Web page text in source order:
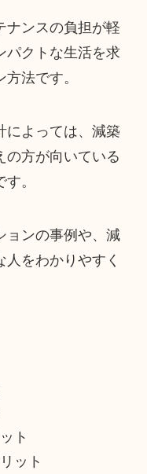
ナンスの負担が軽
パクトな生活を求
法です。
によっては、減築
の方が向いている
。
ョンの事例や、減
をわかりやすく
ト
ット